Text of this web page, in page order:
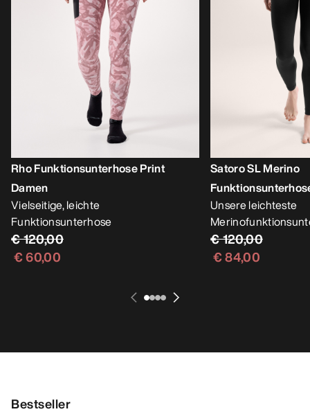
Rho Funktionsunterhose Print
Damen
Vielseitige, leichte
Funktionsunterhose
€ 120,00
€ 60,00
Satoro SL Merino
Unsere leichteste
€ 120,00
€ 84,00
Bestseller